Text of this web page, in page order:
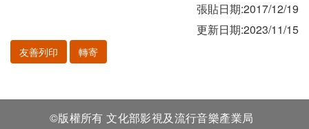
張貼日期:2017/12/19
更新日期:2023/11/15
友善列印 轉寄
©版權所有 文化部影視及流行音樂產業局